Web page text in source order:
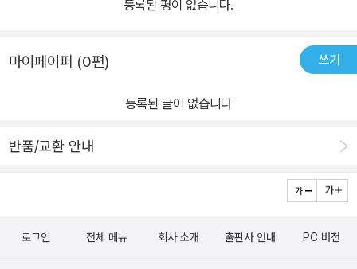
등록된 평이 없습니다.
마이페이퍼 (0편) 쓰기
등록된 글이 없습니다
반품/교환 안내
로그인 전체 메뉴 회사 소개 출판사 안내 PC 버전